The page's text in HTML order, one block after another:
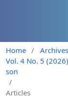
Home / Archives
Vol. 4 No. 5
son
/
Articles